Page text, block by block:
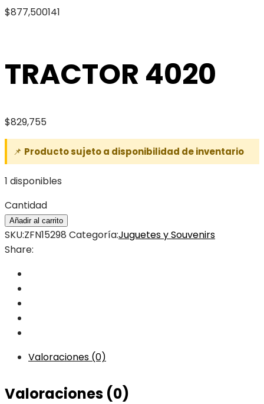
$877,500141
TRACTOR 4020
$829,755
📌 Producto sujeto a disponibilidad de inventario
1 disponibles
Cantidad
Añadir al carrito
SKU:ZFN15298 Categoría:Juguetes y Souvenirs
Share:
Valoraciones (0)
Valoraciones (0)